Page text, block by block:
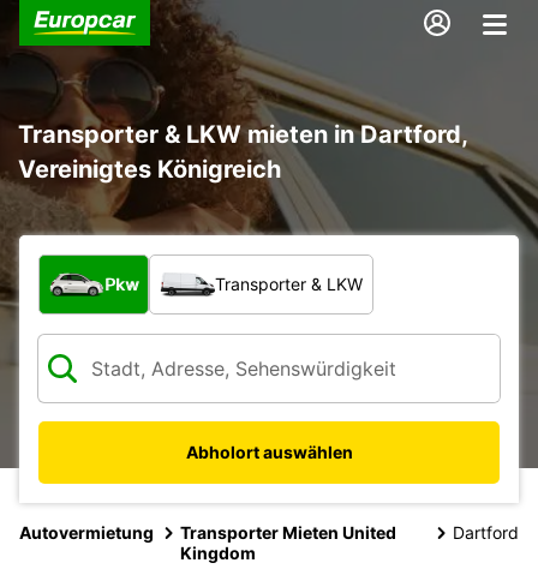
Transporter & LKW mieten in Dartford,
Vereinigtes Königreich
Welche Art von Fahrzeug?
Pkw Transporter & LKW
Abholort auswählen
Autovermietung
Transporter Mieten United
Kingdom
Dartford